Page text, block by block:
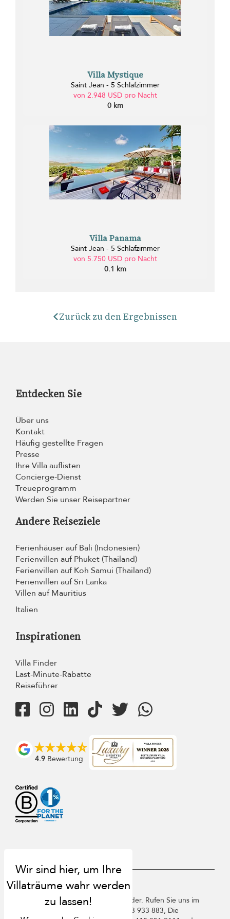
Villa Mystique
Saint Jean - 5 Schlafzimmer
von 2.948 USD pro Nacht
0 km
Villa Panama
Saint Jean - 5 Schlafzimmer
von 5.750 USD pro Nacht
0.1 km
Zurück zu den Ergebnissen
Entdecken Sie
Über uns
Kontakt
Häufig gestellte Fragen
Presse
Ihre Villa auflisten
Concierge-Dienst
Treueprogramm
Werden Sie unser Reisepartner
Andere Reiseziele
Ferienhäuser auf Bali (Indonesien)
Ferienvillen auf Phuket (Thailand)
Ferienvillen auf Koh Samui (Thailand)
Ferienvillen auf Sri Lanka
Villen auf Mauritius
Italien
Inspirationen
Villa Finder
Last-Minute-Rabatte
Reiseführer
4.9 Bewertung
USD $ de Deutsch
Copyright ©️ 2026 St. Barts Villa Finder. Rufen Sie uns im
Vereinigten Königreich an +44 2 033 933 883, Die